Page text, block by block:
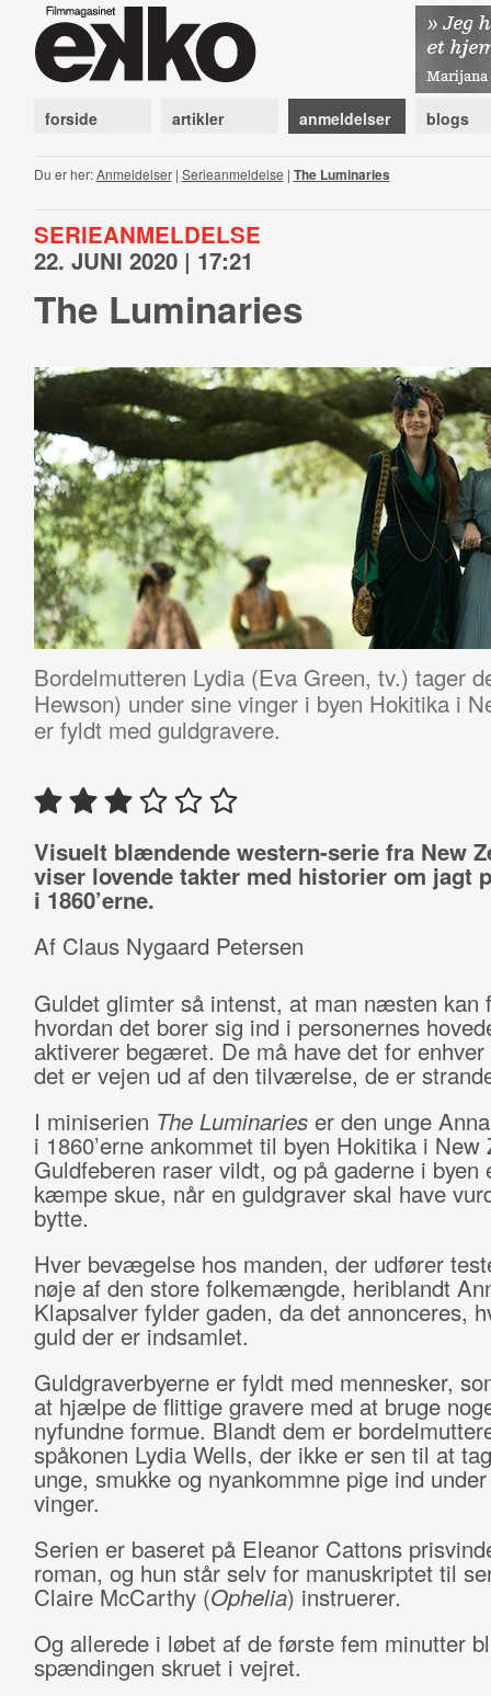
forside artikler anmeldelser blogs
Du er her:Anmeldelser| Serieanmeldelse | The Luminaries
SERIEANMELDELSE
22. JUNI 2020 | 17:21
The Luminaries
Bordelmutteren Lydia (Eva Green, tv.) tager
Hewson) under sine vinger i byen Hokitika i
er fyldt med guldgravere.
Visuelt blændende western-serie fra New
viser lovende takter med historier om jagt
i 1860’erne.
Af Claus Nygaard Petersen
Guldet glimter så intenst, at man næsten kan
hvordan det borer sig ind i personernes
aktiverer begæret. De må have det for
det er vejen ud af den tilværelse, de er
I miniserien The Luminaries er den unge
i 1860’erne ankommet til byen Hokitika i New
Guldfeberen raser vildt, og på gaderne i byen
kæmpe skue, når en guldgraver skal have
bytte.
Hver bevægelse hos manden, der udfører
nøje af den store folkemængde, heriblandt
Klapsalver fylder gaden, da det annonceres,
guld der er indsamlet.
Guldgraverbyerne er fyldt med mennesker,
at hjælpe de flittige gravere med at bruge
nyfundne formue. Blandt dem er
spåkonen Lydia Wells, der ikke er sen til at
unge, smukke og nyankommne pige ind
vinger.
Serien er baseret på Eleanor Cattons
roman, og hun står selv for manuskriptet til
Claire McCarthy (Ophelia) instruerer.
Og allerede i løbet af de første fem minutter
spændingen skruet i vejret.